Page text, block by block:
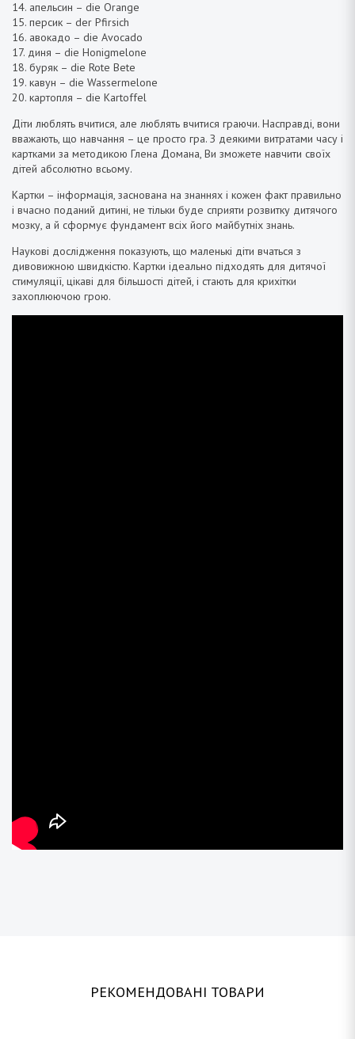
14. апельсин – die Orange
15. персик – der Pfirsich
16. авокадо – die Avocado
17. диня – die Honigmelone
18. буряк – die Rote Bete
19. кавун – die Wassermelone
20. картопля – die Kartoffel
Діти люблять вчитися, але люблять вчитися граючи. Насправді, вони
вважають, що навчання – це просто гра. З деякими витратами часу і
картками за методикою Глена Домана, Ви зможете навчити своїх
дітей абсолютно всьому.
Картки – інформація, заснована на знаннях і кожен факт правильно
і вчасно поданий дитині, не тільки буде сприяти розвитку дитячого
мозку, а й сформує фундамент всіх його майбутніх знань.
Наукові дослідження показують, що маленькі діти вчаться з
дивовижною швидкістю. Картки ідеально підходять для дитячої
стимуляції, цікаві для більшості дітей, і стають для крихітки
захоплюючою грою.
РЕКОМЕНДОВАНІ ТОВАРИ